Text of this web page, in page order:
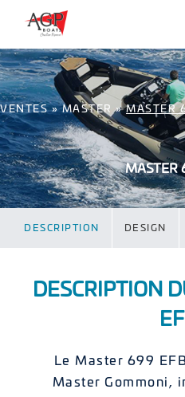
VENTES»MASTER »MASTER
MASTER
DESCRIPTION DESIGN
DESCRIPTION
Le Master 699
Master Gommoni,